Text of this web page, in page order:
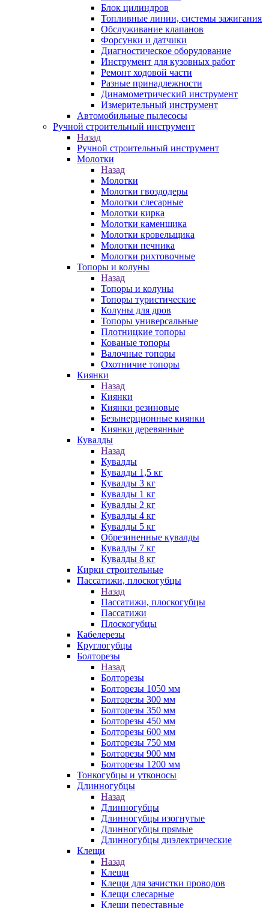
Блок цилиндров
Топливные линии, системы зажигания
Обслуживание клапанов
Форсунки и датчики
Диагностическое оборудование
Инструмент для кузовных работ
Ремонт ходовой части
Разные принадлежности
Динамометрический инструмент
Измерительный инструмент
Автомобильные пылесосы
Ручной строительный инструмент
Назад
Ручной строительный инструмент
Молотки
Назад
Молотки
Молотки гвоздодеры
Молотки слесарные
Молотки кирка
Молотки каменщика
Молотки кровельщика
Молотки печника
Молотки рихтовочные
Топоры и колуны
Назад
Топоры и колуны
Топоры туристические
Колуны для дров
Топоры универсальные
Плотницкие топоры
Кованые топоры
Валочные топоры
Охотничие топоры
Киянки
Назад
Киянки
Киянки резиновые
Безынерционные киянки
Киянки деревянные
Кувалды
Назад
Кувалды
Кувалды 1,5 кг
Кувалды 3 кг
Кувалды 1 кг
Кувалды 2 кг
Кувалды 4 кг
Кувалды 5 кг
Обрезиненные кувалды
Кувалды 7 кг
Кувалды 8 кг
Кирки строительные
Пассатижи, плоскогубцы
Назад
Пассатижи, плоскогубцы
Пассатижи
Плоскогубцы
Кабелерезы
Круглогубцы
Болторезы
Назад
Болторезы
Болторезы 1050 мм
Болторезы 300 мм
Болторезы 350 мм
Болторезы 450 мм
Болторезы 600 мм
Болторезы 750 мм
Болторезы 900 мм
Болторезы 1200 мм
Тонкогубцы и утконосы
Длинногубцы
Назад
Длинногубцы
Длинногубцы изогнутые
Длинногубцы прямые
Длинногубцы диэлектрические
Клещи
Назад
Клещи
Клещи для зачистки проводов
Клещи слесарные
Клещи переставные